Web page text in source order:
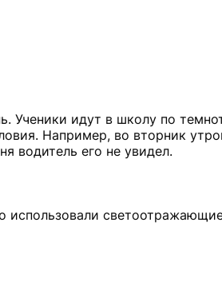
Ученики идут в школу по
Например, во вторник
водитель его не увидел.